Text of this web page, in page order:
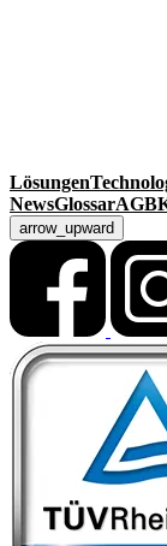
Lösungen
NewsGlossarAGB
arrow_upward